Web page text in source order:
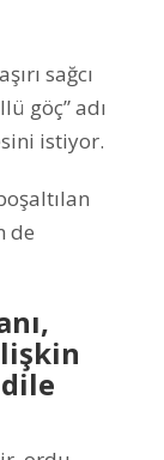
sağcı
göç” adı
istiyor.
de